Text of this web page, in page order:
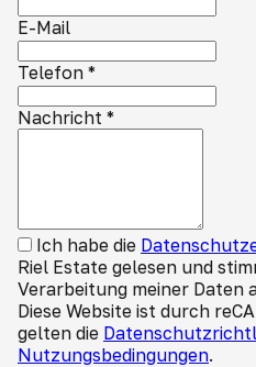
E-Mail
Telefon *
Nachricht *
Ich habe die
Riel Estate gelesen und
Verarbeitung meiner Daten
Diese Website ist durch
gelten die
Nutzungsbedingungen.